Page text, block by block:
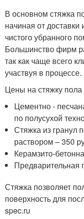
В основном стяжка
начиная от доставки
чистого убранного
Большинство фирм
так как чаще всего
участвуя в процессе.
Цены на стяжку
Цементно -
по полусухой
Стяжка из гранул
раствором – 350
Керамзито-
Предварительная
Стяжка позволяет
поверхность для
spec.ru